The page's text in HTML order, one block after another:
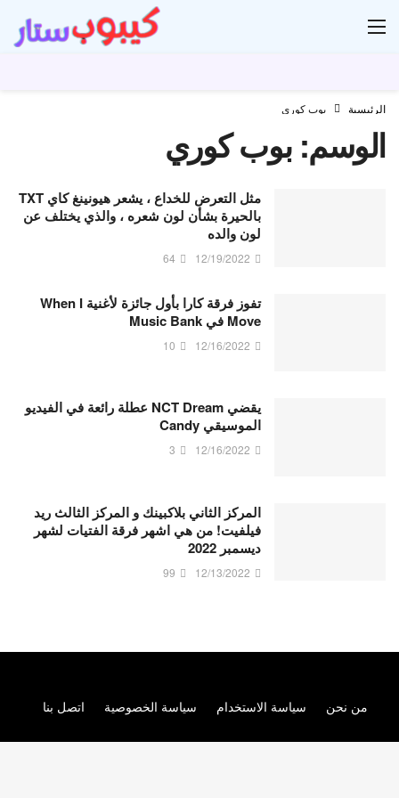
الرئيسية بوب كوري
الوسم:بوب كوري
مثل التعرض للخداع ، يشعر هيونينغ كاي TXT
بالحيرة بشأن لون شعره ، والذي يختلف عن
لون والده
12/19/2022
64
تفوز فرقة كارا بأول جائزة لأغنية When I
Move في Music Bank
12/16/2022
10
يقضي NCT Dream عطلة رائعة في الفيديو
الموسيقي Candy
12/16/2022
3
المركز الثاني بلاكبينك و المركز الثالث ريد
فيلفيت! من هي اشهر فرقة الفتيات لشهر
ديسمبر 2022
12/13/2022
99
من نحن سياسة الاستخدام سياسة الخصوصية اتصل بنا